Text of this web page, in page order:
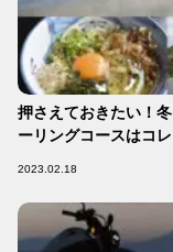
押さえておきたい！
ーリングコースはコ
2023.02.18